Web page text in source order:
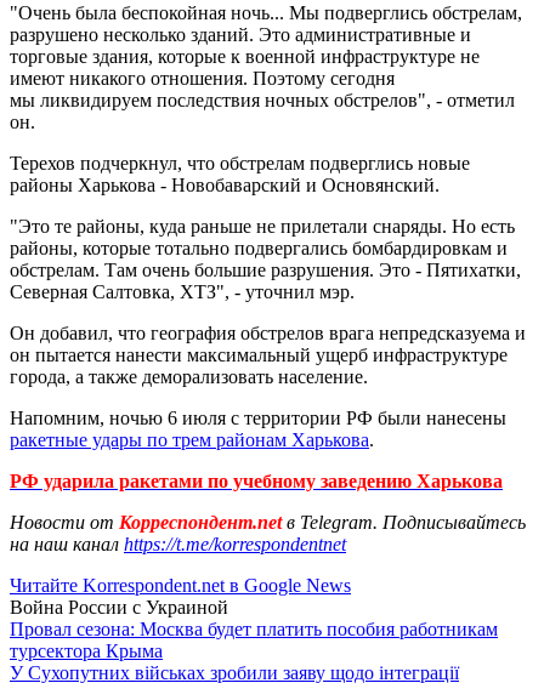
"Очень была беспокойная ночь... Мы подверглись обстрелам,
разрушено несколько зданий. Это административные и
торговые здания, которые к военной инфраструктуре не
имеют никакого отношения. Поэтому сегодня
мы ликвидируем последствия ночных обстрелов", - отметил
он.
Терехов подчеркнул, что обстрелам подверглись новые
районы Харькова - Новобаварский и Основянский.
"Это те районы, куда раньше не прилетали снаряды. Но есть
районы, которые тотально подвергались бомбардировкам и
обстрелам. Там очень большие разрушения. Это - Пятихатки,
Северная Салтовка, ХТЗ", - уточнил мэр.
Он добавил, что география обстрелов врага непредсказуема и
он пытается нанести максимальный ущерб инфраструктуре
города, а также деморализовать население.
Напомним, ночью 6 июля с территории РФ были нанесены
ракетные удары по трем районам Харькова.
РФ ударила ракетами по учебному заведению Харькова
Новости от Корреспондент.netв Telegram. Подписывайтесь
на наш канал https://t.me/korrespondentnet
Читайте Korrespondent.net в Google News
Война России с Украиной
Провал сезона: Москва будет платить пособия работникам
турсектора Крыма
У Сухопутних військах зробили заяву щодо інтеграції